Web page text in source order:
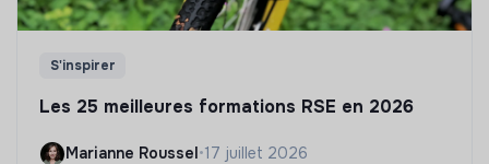
S'inspirer
Les 25 meilleures formations RSE en 2026
Marianne Roussel •17 juillet 2026